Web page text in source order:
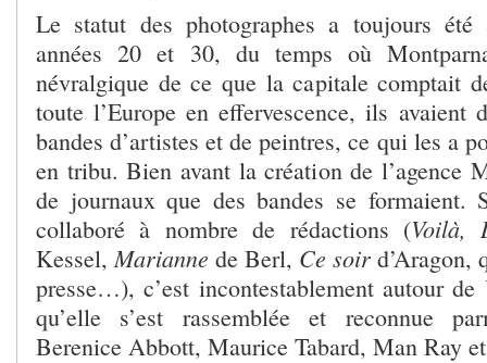
Le statut des photographes a toujours
années 20 et 30, du temps où
névralgique de ce que la capitale comptait
toute l’Europe en effervescence, ils avaient
bandes d’artistes et de peintres, ce qui les a
en tribu. Bien avant la création de l’agence
de journaux que des bandes se formaient.
collaboré à nombre de rédactions (Voilà,
Kessel, Marianne de Berl, Ce soir d’Aragon,
presse…), c’est incontestablement autour de
qu’elle s’est rassemblée et reconnue
Berenice Abbott, Maurice Tabard, Man Ray